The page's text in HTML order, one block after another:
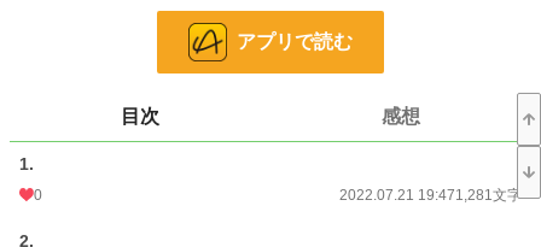
11,372 位 / 66,374 件
21 pt
文字数
更新日時
初回公開日時
アプリで読む
目次 感想
1.
0 2022.07.21 19:471,281文字
2.